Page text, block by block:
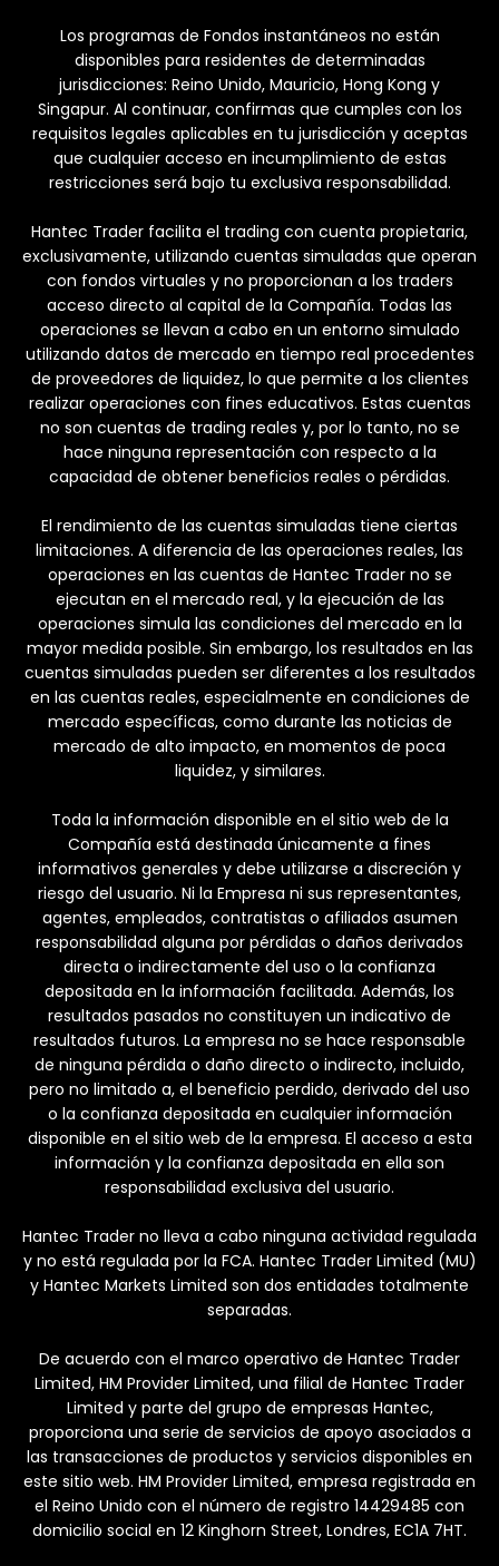
Los programas de Fondos instantáneos no están
disponibles para residentes de determinadas
jurisdicciones: Reino Unido, Mauricio, Hong Kong y
Singapur. Al continuar, confirmas que cumples con los
requisitos legales aplicables en tu jurisdicción y aceptas
que cualquier acceso en incumplimiento de estas
restricciones será bajo tu exclusiva responsabilidad.
Hantec Trader facilita el trading con cuenta propietaria,
exclusivamente, utilizando cuentas simuladas que operan
con fondos virtuales y no proporcionan a los traders
acceso directo al capital de la Compañía. Todas las
operaciones se llevan a cabo en un entorno simulado
utilizando datos de mercado en tiempo real procedentes
de proveedores de liquidez, lo que permite a los clientes
realizar operaciones con fines educativos. Estas cuentas
no son cuentas de trading reales y, por lo tanto, no se
hace ninguna representación con respecto a la
capacidad de obtener beneficios reales o pérdidas.
El rendimiento de las cuentas simuladas tiene ciertas
limitaciones. A diferencia de las operaciones reales, las
operaciones en las cuentas de Hantec Trader no se
ejecutan en el mercado real, y la ejecución de las
operaciones simula las condiciones del mercado en la
mayor medida posible. Sin embargo, los resultados en las
cuentas simuladas pueden ser diferentes a los resultados
en las cuentas reales, especialmente en condiciones de
mercado específicas, como durante las noticias de
mercado de alto impacto, en momentos de poca
liquidez, y similares.
Toda la información disponible en el sitio web de la
Compañía está destinada únicamente a fines
informativos generales y debe utilizarse a discreción y
riesgo del usuario. Ni la Empresa ni sus representantes,
agentes, empleados, contratistas o afiliados asumen
responsabilidad alguna por pérdidas o daños derivados
directa o indirectamente del uso o la confianza
depositada en la información facilitada. Además, los
resultados pasados no constituyen un indicativo de
resultados futuros. La empresa no se hace responsable
de ninguna pérdida o daño directo o indirecto, incluido,
pero no limitado a, el beneficio perdido, derivado del uso
o la confianza depositada en cualquier información
disponible en el sitio web de la empresa. El acceso a esta
información y la confianza depositada en ella son
responsabilidad exclusiva del usuario.
Hantec Trader no lleva a cabo ninguna actividad regulada
y no está regulada por la FCA. Hantec Trader Limited (MU)
y Hantec Markets Limited son dos entidades totalmente
separadas.
De acuerdo con el marco operativo de Hantec Trader
Limited, HM Provider Limited, una filial de Hantec Trader
Limited y parte del grupo de empresas Hantec,
proporciona una serie de servicios de apoyo asociados a
las transacciones de productos y servicios disponibles en
este sitio web. HM Provider Limited, empresa registrada en
el Reino Unido con el número de registro 14429485 con
domicilio social en 12 Kinghorn Street, Londres, EC1A 7HT.